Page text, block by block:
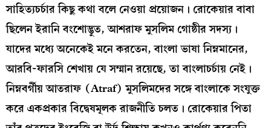
সাহিত্যচর্চার কিছু কথা বলে নেওয়া প্রয়োজন। রোকেয়ার বাবা
ছিলেন ইরানি বংশোদ্ভুত, আশরাফ মুসলিম গোষ্ঠীর সদস্য।
যাদের মধ্যে অনেকেই মনে করতেন, বাংলা ভাষা নিম্নমানের,
আরবি-ফারসি শেখায় যে সম্মান রয়েছে, তা বাংলাচর্চায় নেই।
নিম্নবর্গীয় আতরাফ (Atraf) মুসলিমদের সঙ্গে বাংলাকে সংযুক্ত
করে একপ্রকার বিদ্বেষমূলক রাজনীতি চলত। রোকেয়ার পিতা